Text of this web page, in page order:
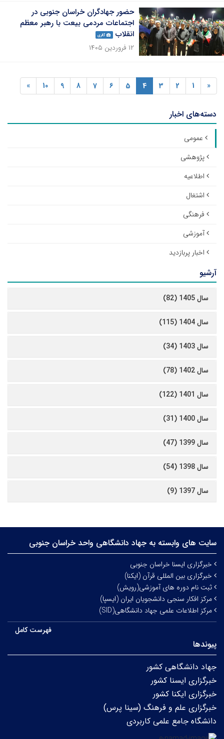
حضور جهادگران خراسان جنوبی در
اجتماعات مردمی بیعت با رهبر معظم
انقلاب
گالری
۱۲ فروردین ۱۴۰۵
«
1
2
3
4
5
6
7
8
9
10
»
دسته‌های اخبار
عمومی
پژوهشی
اطلاعیه
اشتغال
فرهنگی
آموزشی
اخبار پربازدید
آرشیو
سال 1405 (82)
سال 1404 (115)
سال 1403 (34)
سال 1402 (78)
سال 1401 (122)
سال 1400 (31)
سال 1399 (47)
سال 1398 (54)
سال 1397 (9)
سایت های وابسته به جهاد دانشگاهی واحد خراسان جنوبی
خبرگزاری ایسنا خراسان جنوبی
خبرگزاری بین المللی قرآن (ایکنا)
ثبت نام دوره های آموزشی(رویش)
مرکز افکار سنجی دانشجویان ایران (ایسپا)
مرکز اطلاعات علمی جهاد دانشگاهی(SID)
فهرست کامل
پیوندها
جهاد دانشگاهی کشور
خبرگزاری ایسنا کشور
خبرگزاری ایکنا کشور
خبرگزاری علم و فرهنگ (سینا پرس)
دانشگاه جامع علمی کاربردی